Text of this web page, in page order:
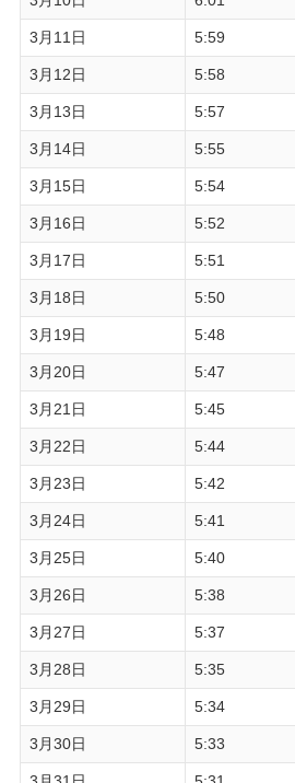
3月11日 5:59
3月12日 5:58
3月13日 5:57
3月14日 5:55
3月15日 5:54
3月16日 5:52
3月17日 5:51
3月18日 5:50
3月19日 5:48
3月20日 5:47
3月21日 5:45
3月22日 5:44
3月23日 5:42
3月24日 5:41
3月25日 5:40
3月26日 5:38
3月27日 5:37
3月28日 5:35
3月29日 5:34
3月30日 5:33